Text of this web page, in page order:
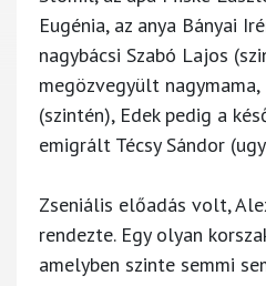
Eugénia, az anya Bányai
nagybácsi Szabó Lajos
megözvegyült nagymama,
(szintén), Edek pedig a
emigrált Técsy Sándor
Zseniális előadás volt,
rendezte. Egy olyan
amelyben szinte semmi